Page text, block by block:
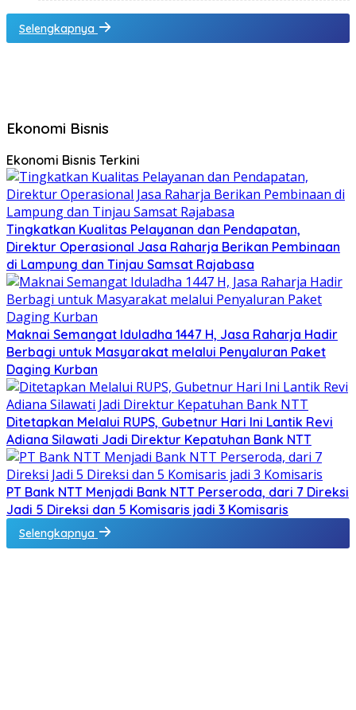
Selengkapnya
Ekonomi Bisnis
Ekonomi Bisnis Terkini
Tingkatkan Kualitas Pelayanan dan Pendapatan,
Direktur Operasional Jasa Raharja Berikan Pembinaan
di Lampung dan Tinjau Samsat Rajabasa
Maknai Semangat Iduladha 1447 H, Jasa Raharja Hadir
Berbagi untuk Masyarakat melalui Penyaluran Paket
Daging Kurban
Ditetapkan Melalui RUPS, Gubetnur Hari Ini Lantik Revi
Adiana Silawati Jadi Direktur Kepatuhan Bank NTT
PT Bank NTT Menjadi Bank NTT Perseroda, dari 7 Direksi
Jadi 5 Direksi dan 5 Komisaris jadi 3 Komisaris
Selengkapnya